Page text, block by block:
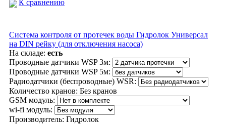
К сравнению
Система контроля от протечек воды Гидролок Универсал
на DIN рейку (для отключения насоса)
На складе: есть
Проводные датчики WSP 3м:
Проводные датчики WSP 5м:
Радиодатчики (беспроводные) WSR:
Количество кранов: Без кранов
GSM модуль:
wi-fi модуль:
Производитель: Гидролок